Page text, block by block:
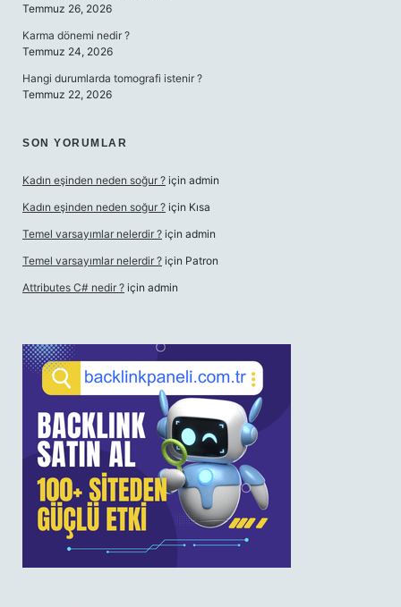
Temmuz 26, 2026
Karma dönemi nedir ?
Temmuz 24, 2026
Hangi durumlarda tomografi istenir ?
Temmuz 22, 2026
SON YORUMLAR
Kadın eşinden neden soğur ? için admin
Kadın eşinden neden soğur ? için Kısa
Temel varsayımlar nelerdir ? için admin
Temel varsayımlar nelerdir ? için Patron
Attributes C# nedir ? için admin